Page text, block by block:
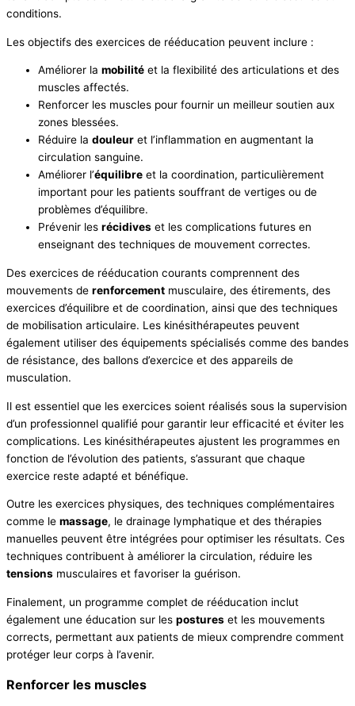
conditions.
Les objectifs des exercices de rééducation peuvent inclure :
Améliorer la mobilité et la flexibilité des articulations et des
muscles affectés.
Renforcer les muscles pour fournir un meilleur soutien aux
zones blessées.
Réduire la douleur et l’inflammation en augmentant la
circulation sanguine.
Améliorer l’équilibre et la coordination, particulièrement
important pour les patients souffrant de vertiges ou de
problèmes d’équilibre.
Prévenir les récidives et les complications futures en
enseignant des techniques de mouvement correctes.
Des exercices de rééducation courants comprennent des
mouvements de renforcement musculaire, des étirements, des
exercices d’équilibre et de coordination, ainsi que des techniques
de mobilisation articulaire. Les kinésithérapeutes peuvent
également utiliser des équipements spécialisés comme des bandes
de résistance, des ballons d’exercice et des appareils de
musculation.
Il est essentiel que les exercices soient réalisés sous la supervision
d’un professionnel qualifié pour garantir leur efficacité et éviter les
complications. Les kinésithérapeutes ajustent les programmes en
fonction de l’évolution des patients, s’assurant que chaque
exercice reste adapté et bénéfique.
Outre les exercices physiques, des techniques complémentaires
comme le massage, le drainage lymphatique et des thérapies
manuelles peuvent être intégrées pour optimiser les résultats. Ces
techniques contribuent à améliorer la circulation, réduire les
tensions musculaires et favoriser la guérison.
Finalement, un programme complet de rééducation inclut
également une éducation sur les postures et les mouvements
corrects, permettant aux patients de mieux comprendre comment
protéger leur corps à l’avenir.
Renforcer les muscles